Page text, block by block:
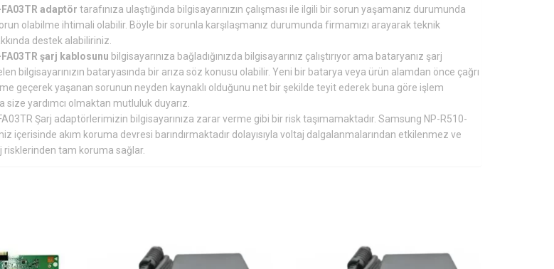
adaptör tarafınıza ulaştığında bilgisayarınızın çalışması ile ilgili bir sorun yaşamanız durumunda
olabilme ihtimali olabilir. Böyle bir sorunla karşılaşmanız durumunda firmamızı arayarak teknik
destek alabiliriniz.
şarj kablosunu bilgisayarınıza bağladığınızda bilgisayarınız çalıştırıyor ama bataryanız şarj
bilgisayarınızın bataryasında bir arıza söz konusu olabilir. Yeni bir batarya veya ürün alamdan önce çağrı
geçerek yaşanan sorunun neyden kaynaklı olduğunu net bir şekilde teyit ederek buna göre işlem
size yardımcı olmaktan mutluluk duyarız.
Şarj adaptörlerimizin bilgisayarınıza zarar verme gibi bir risk taşımamaktadır. Samsung NP-R510-
içerisinde akım koruma devresi barındırmaktadır dolayısıyla voltaj dalgalanmalarından etkilenmez ve
risklerinden tam koruma sağlar.